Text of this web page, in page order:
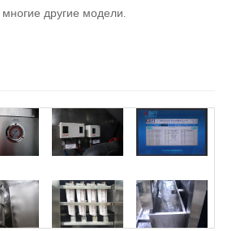
другие модели.